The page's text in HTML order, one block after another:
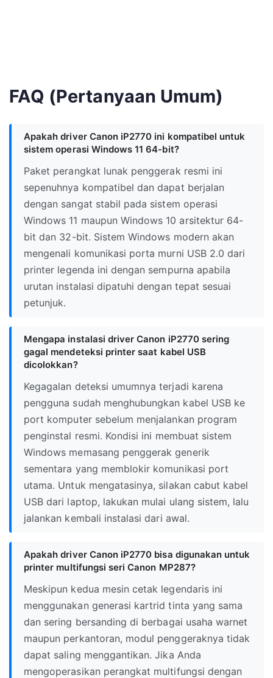
FAQ (Pertanyaan Umum)
Apakah driver Canon iP2770 ini kompatibel untuk
sistem operasi Windows 11 64-bit?
Paket perangkat lunak penggerak resmi ini
sepenuhnya kompatibel dan dapat berjalan
dengan sangat stabil pada sistem operasi
Windows 11 maupun Windows 10 arsitektur 64-
bit dan 32-bit. Sistem Windows modern akan
mengenali komunikasi porta murni USB 2.0 dari
printer legenda ini dengan sempurna apabila
urutan instalasi dipatuhi dengan tepat sesuai
petunjuk.
Mengapa instalasi driver Canon iP2770 sering
gagal mendeteksi printer saat kabel USB
dicolokkan?
Kegagalan deteksi umumnya terjadi karena
pengguna sudah menghubungkan kabel USB ke
port komputer sebelum menjalankan program
penginstal resmi. Kondisi ini membuat sistem
Windows memasang penggerak generik
sementara yang memblokir komunikasi port
utama. Untuk mengatasinya, silakan cabut kabel
USB dari laptop, lakukan mulai ulang sistem, lalu
jalankan kembali instalasi dari awal.
Apakah driver Canon iP2770 bisa digunakan untuk
printer multifungsi seri Canon MP287?
Meskipun kedua mesin cetak legendaris ini
menggunakan generasi kartrid tinta yang sama
dan sering bersanding di berbagai usaha warnet
maupun perkantoran, modul penggeraknya tidak
dapat saling menggantikan. Jika Anda
mengoperasikan perangkat multifungsi dengan